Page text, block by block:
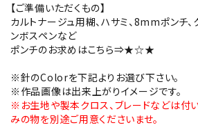
【ご準備いただくもの】
カルトナージュ用糊、ハサミ、8mmポンチ、
ンボスペンなど
ポンチのお求めはこちら⇒★☆★
※針のColorを下記よりお選び下さい。
※作品画像は出来上がりイメージです。
※お生地や製本クロス、ブレードなどは付
みの物を別途ご用意くださいませ。